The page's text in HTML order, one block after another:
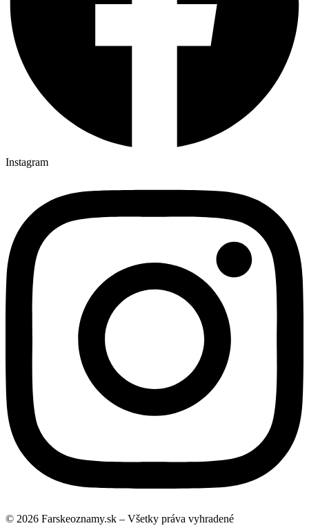
Instagram
© 2026 Farskeoznamy.sk – Všetky práva vyhradené